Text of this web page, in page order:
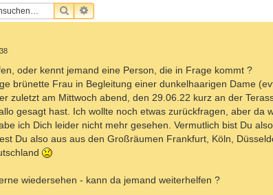
SUCHEERWEITERTE SUCHE
oder kennt jemand eine Person, die in Frage kommt ?
brünette Frau in Begleitung einer dunkelhaarigen Dame
zuletzt am Mittwoch abend, den 29.06.22 kurz an der
gesagt hast. Ich wollte noch etwas zurückfragen, aber da
ich Dich leider nicht mehr gesehen. Vermutlich bist Du
Du also aus aus den Großräumen Frankfurt, Köln,
wiedersehen - kann da jemand weiterhelfen ?